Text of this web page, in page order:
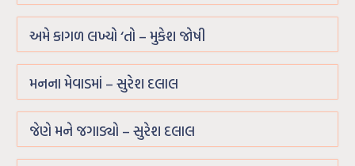
અમે કાગળ લખ્યો ‘તો – મુકેશ જોષી
મનના મેવાડમાં – સુરેશ દલાલ
જેણે મને જગાડ્યો – સુરેશ દલાલ